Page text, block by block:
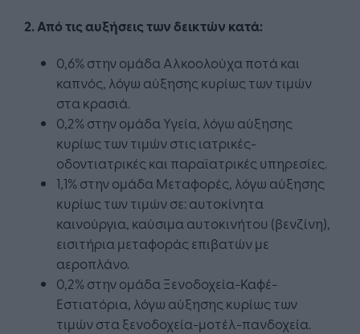
2. Από τις αυξήσεις των δεικτών κατά:
0,6% στην ομάδα Αλκοολούχα ποτά και
καπνός, λόγω αύξησης κυρίως των τιμών
στα κρασιά.
0,2% στην ομάδα Υγεία, λόγω αύξησης
κυρίως των τιμών στις ιατρικές-
οδοντιατρικές και παραϊατρικές υπηρεσίες.
1,1% στην ομάδα Μεταφορές, λόγω αύξησης
κυρίως των τιμών σε: αυτοκίνητα
καινούργια, καύσιμα αυτοκινήτου (βενζίνη),
εισιτήρια μεταφοράς επιβατών με
αεροπλάνο.
0,2% στην ομάδα Ξενοδοχεία-Καφέ-
Εστιατόρια, λόγω αύξησης κυρίως των
τιμών στα ξενοδοχεία-μοτέλ-πανδοχεία.